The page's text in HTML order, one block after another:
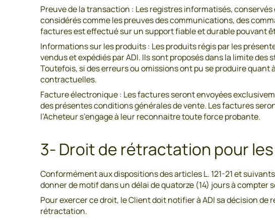
Preuve de la transaction : Les registres informatisés,
considérés comme les preuves des communications, des
factures est effectué sur un support fiable et durable pouvant
Informations sur les produits : Les produits régis par les
vendus et expédiés par ADI. Ils sont proposés dans la limite
Toutefois, si des erreurs ou omissions ont pu se produire quant
contractuelles.
Facture électronique : Les factures seront envoyées
des présentes conditions générales de vente. Les factures
l’Acheteur s’engage à leur reconnaitre toute force probante.
3- Droit de rétractation pour
Conformément aux dispositions des articles L. 121-21 et
donner de motif dans un délai de quatorze (14) jours à
Pour exercer ce droit, le Client doit notifier à ADI sa décision
rétractation.